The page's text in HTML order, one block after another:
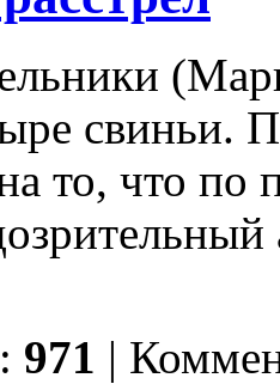
свиньи.
то, что по
971 |